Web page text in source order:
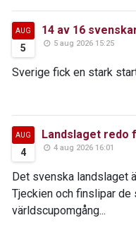
AUG
5
14 av 16
5 aug 2026 15:25
Sverige fick en stark
AUG
4
Landslaget redo
4 aug 2026 16:01
Det svenska landslaget
Tjeckien och finslipar
världscupomgång...